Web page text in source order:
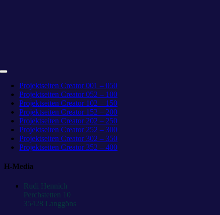
Toggle
NavigationProjektseiten Creator 001 – 050
Projektseiten Creator 052 – 100
Projektseiten Creator 102 – 150
Projektseiten Creator 152 – 200
Projektseiten Creator 202 – 250
Projektseiten Creator 252 – 300
Projektseiten Creator 302 – 350
Projektseiten Creator 352 – 400
H-Media
Rudi Hennich
Perchstetten 10
35428 Langgöns